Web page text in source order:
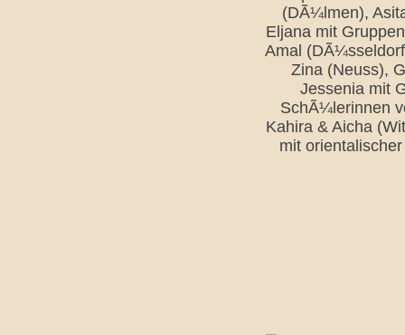
(DÃ¼lmen),
Eljana mit
Amal
Zina (Neuss),
Jessenia mit
SchÃ¼lerinnen
Kahira & Aicha
mit